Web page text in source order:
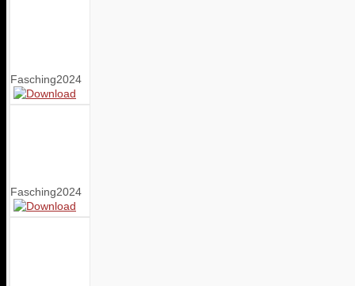
Fasching2024
Fasching2024